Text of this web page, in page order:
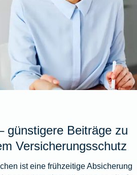
günstigere Beiträge zu
Versicherungsschutz
ist eine frühzeitige Absicherung